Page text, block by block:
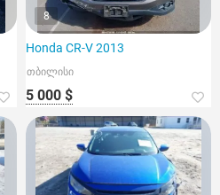
8
Honda CR-V 2013
თბილისი
5 000 $